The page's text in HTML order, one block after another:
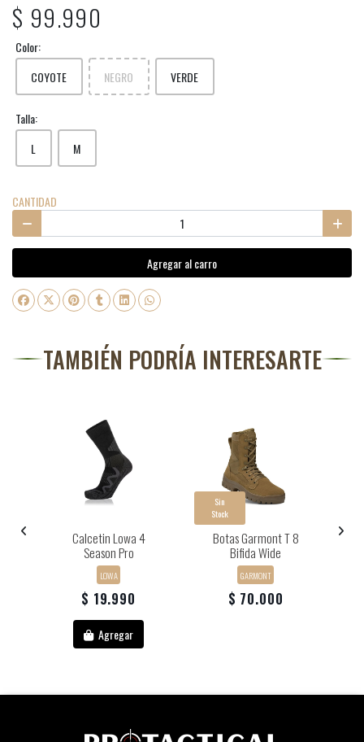
$ 99.990
Color:
COYOTE
NEGRO VERDE
Talla:
L
M
CANTIDAD
Agregar al carro
TAMBIÉN PODRÍA INTERESARTE
Calcetin Lowa 4
Season Pro
LOWA
$ 19.990
Agregar
Sin
Stock
Botas Garmont T 8
Bifida Wide
GARMONT
$ 70.000